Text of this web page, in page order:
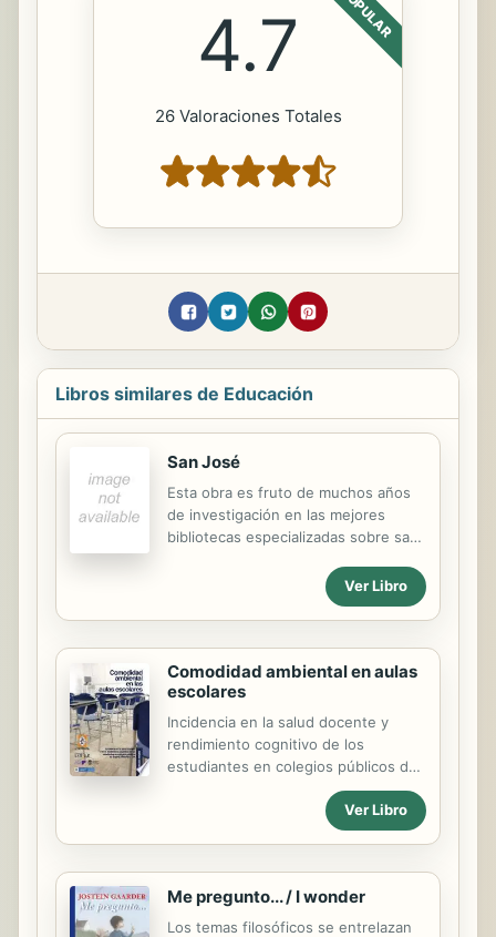
POPULAR
4.7
26 Valoraciones Totales
Libros similares de Educación
San José
Esta obra es fruto de muchos años
de investigación en las mejores
bibliotecas especializadas sobre san
exhaustiva que pretende actualizar
el significado de san José en
nuestros días, teniendo en cuenta la
Biblia, la Tradición, la doctrina del
magisterio y de los teólogos, la
liturgia y la piedad popular. Ante
todo, trata de conocer con detalle al
propio san José como trabajador,
esposo, padre y educador. Después
expone de qué manera ilumina san
José las cuestiones actuales de la
familia y de la figura del padre, tan
cuestionada en esta sociedad....
Ver Libro
Comodidad ambiental en aulas
escolares
Incidencia en la salud docente y
rendimiento cognitivo de los
estudiantes en colegios públicos de
Bogotá, Medellín y Cali. UNISALLE
Ver Libro
Me pregunto... / I wonder
Los temas filosóficos se entrelazan